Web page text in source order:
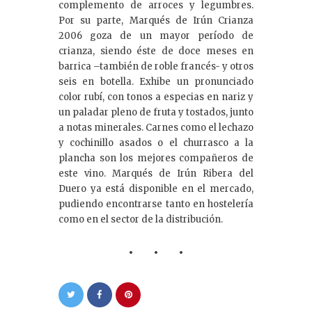
complemento de arroces y legumbres.
Por su parte, Marqués de Irún Crianza
2006 goza de un mayor período de
crianza, siendo éste de doce meses en
barrica –también de roble francés- y otros
seis en botella. Exhibe un pronunciado
color rubí, con tonos a especias en nariz y
un paladar pleno de fruta y tostados, junto
a notas minerales. Carnes como el lechazo
y cochinillo asados o el churrasco a la
plancha son los mejores compañeros de
este vino. Marqués de Irún Ribera del
Duero ya está disponible en el mercado,
pudiendo encontrarse tanto en hostelería
como en el sector de la distribución.